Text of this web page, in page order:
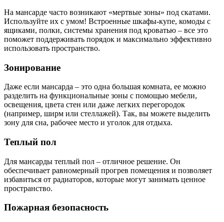
На мансарде часто возникают «мертвые зоны» под скатами.
Используйте их с умом! Встроенные шкафы-купе, комоды с
ящиками, полки, системы хранения под кроватью – все это
поможет поддерживать порядок и максимально эффективно
использовать пространство.
Зонирование
Даже если мансарда – это одна большая комната, ее можно
разделить на функциональные зоны с помощью мебели,
освещения, цвета стен или даже легких перегородок
(например, ширм или стеллажей). Так, вы можете выделить
зону для сна, рабочее место и уголок для отдыха.
Теплый пол
Для мансарды теплый пол – отличное решение. Он
обеспечивает равномерный прогрев помещения и позволяет
избавиться от радиаторов, которые могут занимать ценное
пространство.
Пожарная безопасность